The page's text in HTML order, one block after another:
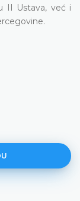
II Ustava, već i